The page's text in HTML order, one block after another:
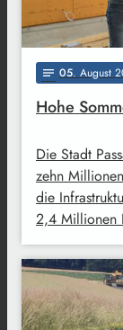
notes 05. August
Hohe
Die Stadt
zehn
die
2,4 Millionen